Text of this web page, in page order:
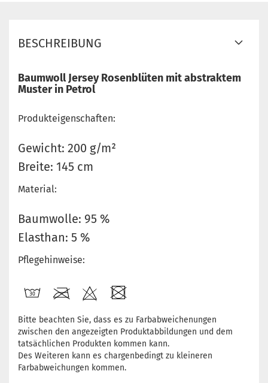
BESCHREIBUNG
Baumwoll Jersey Rosenblüten mit abstraktem
Muster in Petrol
Produkteigenschaften:
Gewicht: 200 g/m²
Breite: 145 cm
Material:
Baumwolle: 95 %
Elasthan: 5 %
Pflegehinweise:
Bitte beachten Sie, dass es zu Farbabweichenungen
zwischen den angezeigten Produktabbildungen und dem
tatsächlichen Produkten kommen kann.
Des Weiteren kann es chargenbedingt zu kleineren
Farbabweichungen kommen.